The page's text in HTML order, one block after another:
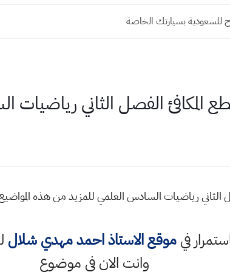
للسعودية بسيارتك الخاصة
المكافئ الفصل الثاني رياضيات
الثاني رياضيات السادس العلمي للمزيد من هذه
فيموقع الاستاذ احمد مهدي شلال
وانت الان في موضوع